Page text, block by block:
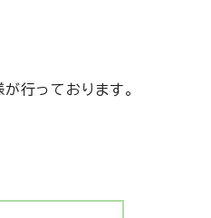
行っております。